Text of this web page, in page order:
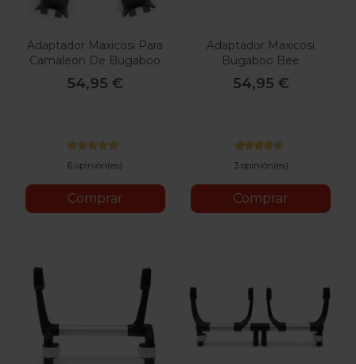
Adaptador Maxicosi Para
Camaleon De Bugaboo
54,95 €
6 opinión(es)
Comprar
Adaptador Maxicosi
Bugaboo Bee
54,95 €
3 opinión(es)
Comprar